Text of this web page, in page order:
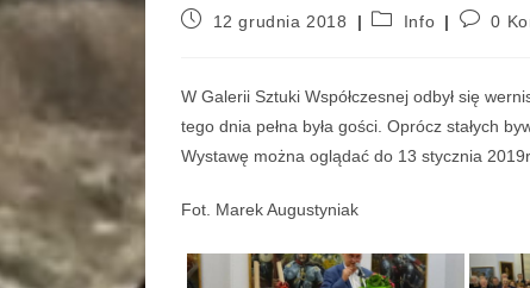
12 grudnia 2018 Info 0
W Galerii Sztuki Współczesnej odbył się
tego dnia pełna była gości. Oprócz stałych
Wystawę można oglądać do 13 stycznia
Fot. Marek Augustyniak